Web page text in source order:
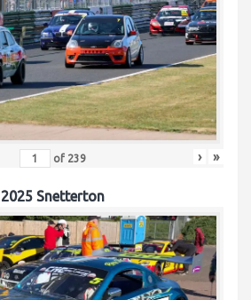
of 239 › »
2025 Snetterton